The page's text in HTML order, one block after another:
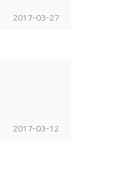
2017-03-27
2017-03-12